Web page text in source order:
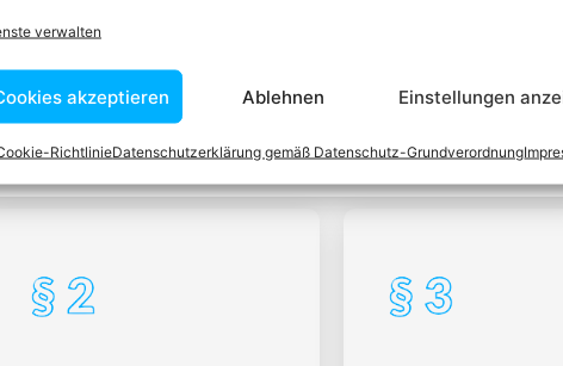
verwalten
akzeptieren Ablehnen Einstellungen
RichtlinieDatenschutzerklärung gemäß Datenschutz-Grundverordnung
kennt er alle relevanten Herausforderungen dieses Systems
vertraut.
Team -Best Choice der Anwälte in Österreich